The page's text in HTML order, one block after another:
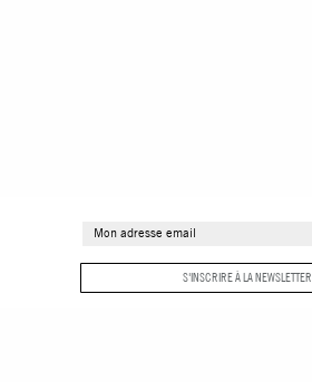
S'INSCRIRE À LA NEWSLETTER